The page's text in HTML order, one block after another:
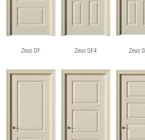
Zeus DF Zeus GF4 Zeus